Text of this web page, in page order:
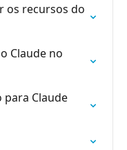
os recursos do
Claude no
para Claude